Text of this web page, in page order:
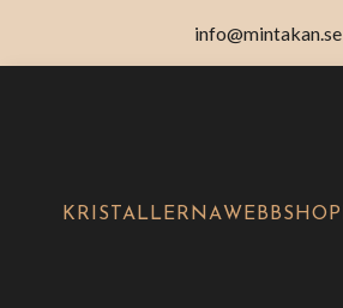
info@mintakan.se
KRISTALLERNAWEBBSHOP